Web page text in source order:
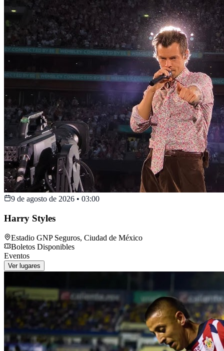
9 de agosto de 2026 • 03:00
Harry Styles
Estadio GNP Seguros, Ciudad de México
Boletos Disponibles
Eventos
Ver lugares